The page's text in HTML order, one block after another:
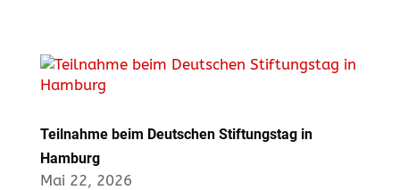
Teilnahme beim Deutschen Stiftungstag in
Hamburg
Mai 22, 2026